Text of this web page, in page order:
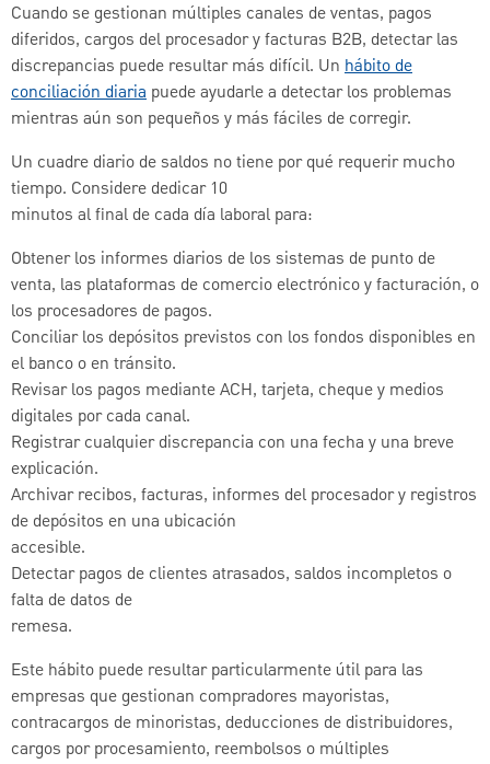
Cuando se gestionan múltiples canales de ventas, pagos
diferidos, cargos del procesador y facturas B2B, detectar las
discrepancias puede resultar más difícil. Un hábito de
conciliación diaria puede ayudarle a detectar los problemas
mientras aún son pequeños y más fáciles de corregir.
Un cuadre diario de saldos no tiene por qué requerir mucho
tiempo. Considere dedicar 10
minutos al final de cada día laboral para:
Obtener los informes diarios de los sistemas de punto de
venta, las plataformas de comercio electrónico y facturación, o
los procesadores de pagos.
Conciliar los depósitos previstos con los fondos disponibles en
el banco o en tránsito.
Revisar los pagos mediante ACH, tarjeta, cheque y medios
digitales por cada canal.
Registrar cualquier discrepancia con una fecha y una breve
explicación.
Archivar recibos, facturas, informes del procesador y registros
de depósitos en una ubicación
accesible.
Detectar pagos de clientes atrasados, saldos incompletos o
falta de datos de
remesa.
Este hábito puede resultar particularmente útil para las
empresas que gestionan compradores mayoristas,
contracargos de minoristas, deducciones de distribuidores,
cargos por procesamiento, reembolsos o múltiples